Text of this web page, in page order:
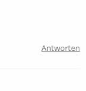
Antworten